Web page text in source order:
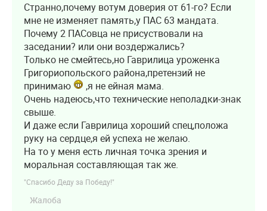
Странно,почему вотум доверия от 61-го? Если
мне не изменяет память,у ПАС 63 мандата.
Почему 2 ПАСовца не присуствовали на
заседании? или они воздержались?
Только не смейтесь,но Гаврилица уроженка
Григориопольского района,претензий не
принимаю
,я не ейная мама.
Очень надеюсь,что технические неполадки-знак
свыше.
И даже если Гаврилица хороший спец,положа
руку на сердце,я ей успеха не желаю.
На то у меня есть личная точка зрения и
моральная составляющая так же.
"Спасибо Деду за Победу!"
Жалоба